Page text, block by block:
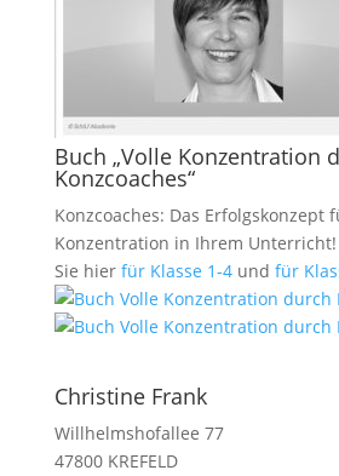
Buch „Volle Konzentration
Konzcoaches“
Konzcoaches: Das Erfolgskonzept
Konzentration in Ihrem Unterricht!
Sie hier für Klasse 1-4und für
Christine Frank
Willhelmshofallee 77
47800 KREFELD